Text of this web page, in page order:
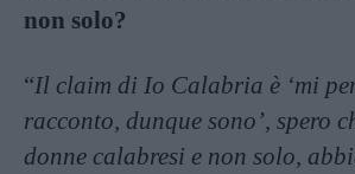
non solo?
“Il claim di Io Calabria è ‘mi
racconto, dunque sono’, spero
donne calabresi e non solo,